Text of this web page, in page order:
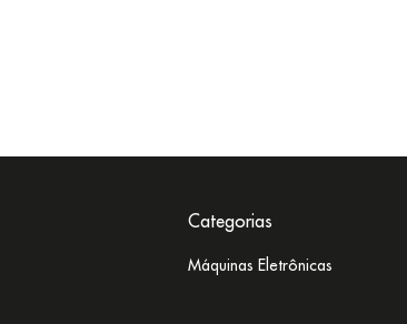
Categorias
Máquinas Eletrônicas